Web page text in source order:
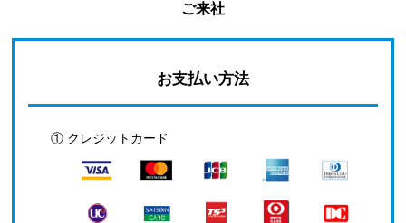
ご来社
お支払い方法
① クレジットカード